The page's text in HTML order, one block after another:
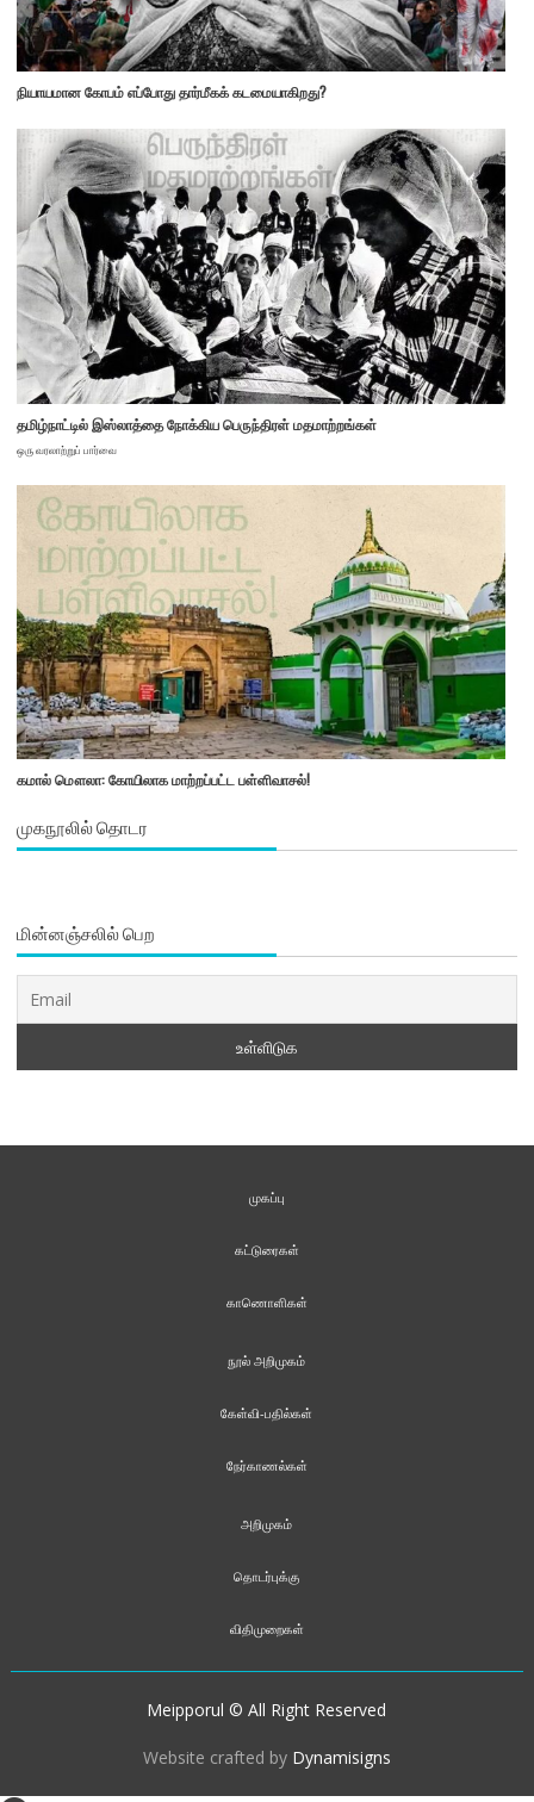
நியாயமான கோபம் எப்போது தார்மீகக் கடமையாகிறது?
தமிழ்நாட்டில் இஸ்லாத்தை நோக்கிய பெருந்திரள் மதமாற்றங்கள்
ஒரு வரலாற்றுப் பார்வை
கமால் மௌலா: கோயிலாக மாற்றப்பட்ட பள்ளிவாசல்!
முகநூலில் தொடர
மின்னஞ்சலில் பெற
முகப்பு
கட்டுரைகள்
காணொளிகள்
நூல் அறிமுகம்
கேள்வி-பதில்கள்
நேர்காணல்கள்
அறிமுகம்
தொடர்புக்கு
விதிமுறைகள்
Meipporul © All Right Reserved
Website crafted by Dynamisigns